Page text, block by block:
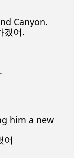
Canyon.
겠어.
him a new
어